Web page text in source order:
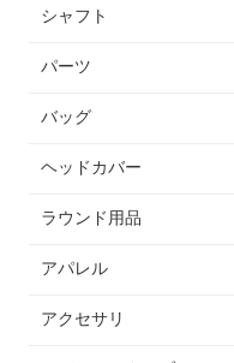
シャフト
パーツ
バッグ
ヘッドカバー
ラウンド用品
アパレル
アクセサリ